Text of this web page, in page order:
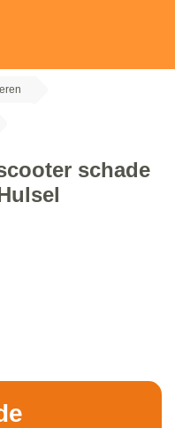
schade